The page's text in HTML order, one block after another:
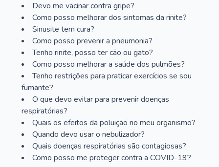
Devo me vacinar contra gripe?
Como posso melhorar dos sintomas da rinite?
Sinusite tem cura?
Como posso prevenir a pneumonia?
Tenho rinite, posso ter cão ou gato?
Como posso melhorar a saúde dos pulmões?
Tenho restrições para praticar exercícios se sou
fumante?
O que devo evitar para prevenir doenças
respiratórias?
Quais os efeitos da poluição no meu organismo?
Quando devo usar o nebulizador?
Quais doenças respiratórias são contagiosas?
Como posso me proteger contra a COVID-19?